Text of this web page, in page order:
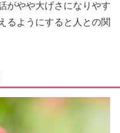
がやや大げさになりやす
るようにすると人との関